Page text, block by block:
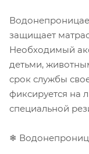
защищает
Необходимый
детьми,
срок службы
фиксируется на
специальной
❄